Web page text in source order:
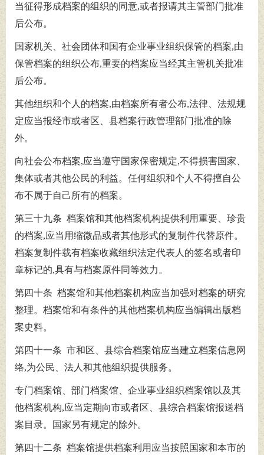
当征得形成档案的组织的同意,或者报请其主管部门批准
后公布。
国家机关、社会团体和国有企业事业组织保管的档案,由
保管档案的组织公布,重要的档案应当经其主管机关批准
后公布。
其他组织和个人的档案,由档案所有者公布,法律、法规规
定应当报经市或者区、县档案行政管理部门批准的除
外。
向社会公布档案,应当遵守国家保密规定,不得损害国家、
集体或者其他公民的利益。任何组织和个人不得擅自公
布不属于自己所有的档案。
第三十九条 档案馆和其他档案机构提供利用重要、珍贵
的档案,应当用缩微品或者其他形式的复制件代替原件。
档案复制件载有档案收藏组织法定代表人的签名或者印
章标记的,具有与档案原件同等效力。
第四十条 档案馆和其他档案机构应当加强对档案的研究
整理。档案馆和有条件的其他档案机构应当编辑出版档
案史料。
第四十一条 市和区、县综合档案馆应当建立档案信息网
络,为公民、法人和其他组织提供服务。
专门档案馆、部门档案馆、企业事业组织档案馆以及其
他档案机构,应当定期向市或者区、县综合档案馆报送档
案目录。国家另有规定的除外。
第四十二条 档案馆提供档案利用应当按照国家和本市的